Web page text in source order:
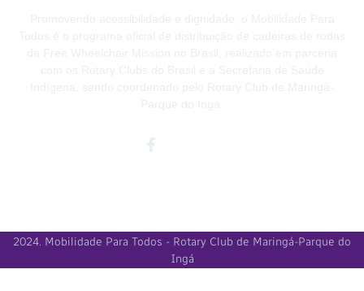
Promovendo acessibilidade e dignidade, o Mobilidade Para
Todos é o programa oficial de distribuição de cadeiras de rodas
da Free Wheelchair Mission no Brasil, realizado em parceria
com os Rotary Clubs do Brasil e a Secretaria de Saúde
Indígena, sendo coordenado pelo Rotary Club de Maringá-
Parque do Ingá.
Facebook-
f
2024. Mobilidade Para Todos - Rotary Club de Maringá-Parque do
Ingá